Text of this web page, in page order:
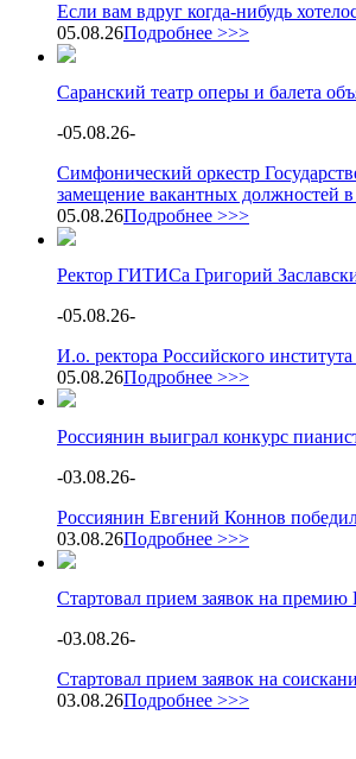
Если вам вдруг когда-нибудь
05.08.26Подробнее >>>
Саранский театр оперы и балета
-05.08.26-
Симфонический оркестр
замещение вакантных должностей
05.08.26Подробнее >>>
Ректор ГИТИСа Григорий
-05.08.26-
И.о. ректора Российского
05.08.26Подробнее >>>
Россиянин выиграл конкурс
-03.08.26-
Россиянин Евгений Коннов
03.08.26Подробнее >>>
Стартовал прием заявок на премию
-03.08.26-
Стартовал прием заявок на
03.08.26Подробнее >>>